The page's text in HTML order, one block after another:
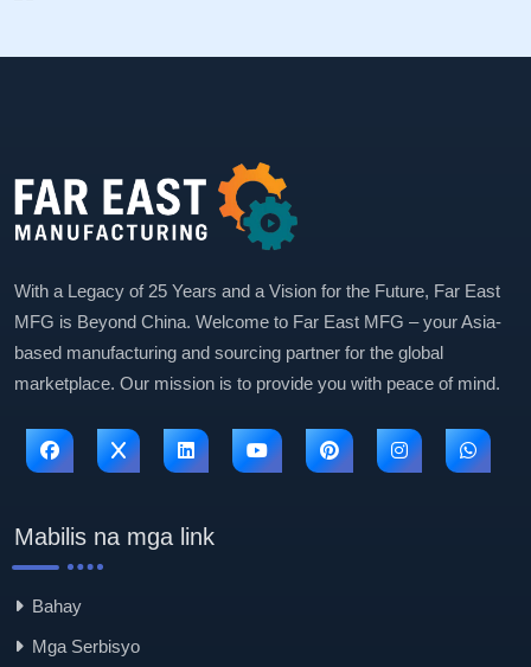
With a Legacy of 25 Years and a Vision for the Future, Far East
MFG is Beyond China. Welcome to Far East MFG – your Asia-
based manufacturing and sourcing partner for the global
marketplace. Our mission is to provide you with peace of mind.
Mabilis na mga link
Bahay
Mga Serbisyo